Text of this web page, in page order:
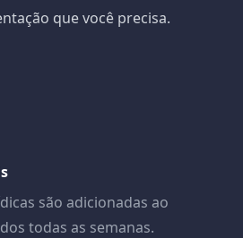
que você precisa.
são adicionadas ao
todas as semanas.